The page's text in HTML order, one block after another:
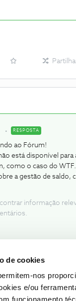
de cookies
nos
e/ou
RESPOSTA
ao Fórum!
está disponível
como o caso do
a gestão de saldo,
informação